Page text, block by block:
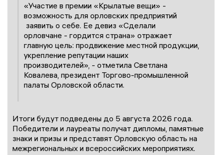
«Участие в премии «Крылатые вещи» -
возможность для орловских предприятий
заявить о себе. Ее девиз «Сделали
орловчане - гордится страна» отражает
главную цель: продвижение местной продукции,
укрепление репутации наших
производителей», - отметила Светлана
Ковалева, президент Торгово-промышленной
палаты Орловской области.
Итоги будут подведены до 5 августа 2026 года.
Победители и лауреаты получат дипломы, памятные
знаки и призы и представят Орловскую область на
межрегиональных и всероссийских мероприятиях.